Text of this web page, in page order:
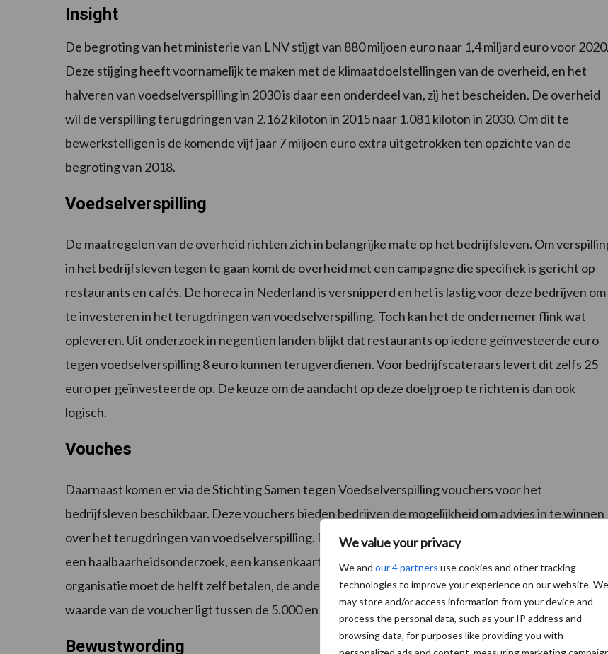
We value your privacy
We and our 4 partners use cookies and other tracking
technologies to improve your experience on our website. We
may store and/or access information from your device and
process the personal data, such as your IP address and
browsing data, for purposes like providing you with
Insight
De begroting van het ministerie van LNV stijgt van 880 miljoen euro naar 1,4 miljard euro voor 2020.
Deze stijging heeft voornamelijk te maken met de klimaatdoelstellingen van de overheid, en het
halveren van voedselverspilling in 2030 is daar een onderdeel van, zij het bescheiden. De overheid
wil de verspilling terugdringen van 2.162 kiloton in 2015 naar 1.081 kiloton in 2030. Om dit te
bewerkstelligen is de komende vijf jaar 7 miljoen euro extra uitgetrokken ten opzichte van de
begroting van 2018.
Voedselverspilling
De maatregelen van de overheid richten zich in belangrijke mate op het bedrijfsleven. Om
in het bedrijfsleven tegen te gaan komt de overheid met een campagne die specifiek is gericht op
restaurants en cafés. De horeca in Nederland is versnipperd en het is lastig voor deze bedrijven om
te investeren in het terugdringen van voedselverspilling. Toch kan het de ondernemer flink wat
opleveren. Uit onderzoek in negentien landen blijkt dat restaurants op iedere geïnvesteerde euro
tegen voedselverspilling 8 euro kunnen terugverdienen. Voor bedrijfscateraars levert dit zelfs 25
euro per geïnvesteerde op. De keuze om de aandacht op deze doelgroep te richten is dan ook
logisch.
Vouches
Daarnaast komen er via de Stichting Samen tegen Voedselverspilling vouchers voor het
bedrijfsleven beschikbaar. Deze vouchers bieden bedrijven de mogelijkheid om advies in te winnen
over het terugdringen van voedselverspilling. Dit kan in de vorm van een expertsessie, een validatie,
een haalbaarheidsonderzoek, een kansenkaart-workshop of een value scan. Het bedrijf of de
organisatie moet de helft zelf betalen, de andere helft komt voor financiële steun in aanmerking. De
waarde van de voucher ligt tussen de 5.000 en 15.000 euro.
Bewustwording